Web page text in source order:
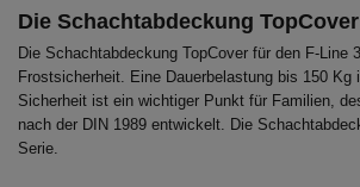
Die Schachtabdeckung
Die Schachtabdeckung TopCover für den F-
Frostsicherheit. Eine Dauerbelastung bis 150
Sicherheit ist ein wichtiger Punkt für Familien,
nach der DIN 1989 entwickelt. Die
Serie.